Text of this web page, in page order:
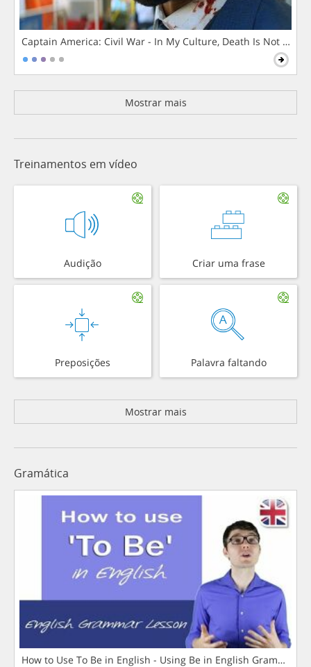
Captain America: Civil War - In My Culture, Death Is Not The
Mostrar mais
Treinamentos em vídeo
Audição Criar uma frase
Preposições Palavra faltando
Mostrar mais
Gramática
How to Use To Be in English - Using Be in English Grammar